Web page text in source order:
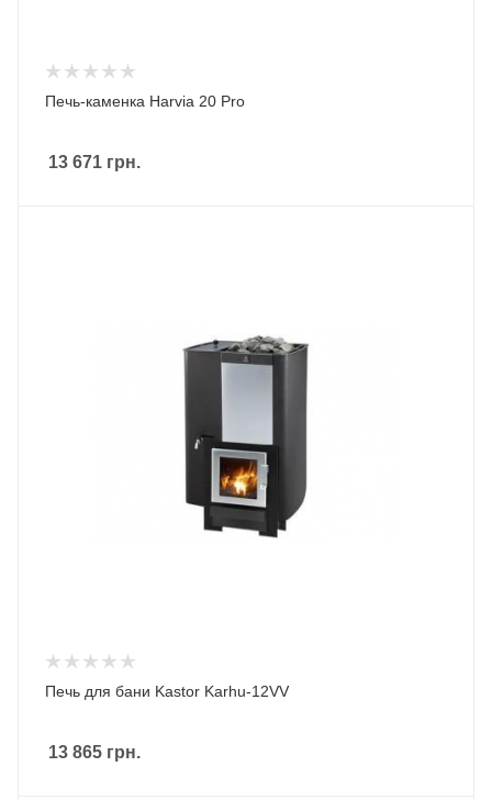
Печь-каменка Harvia 20 Pro
13 671 грн.
Печь для бани Kastor Karhu-12VV
13 865 грн.